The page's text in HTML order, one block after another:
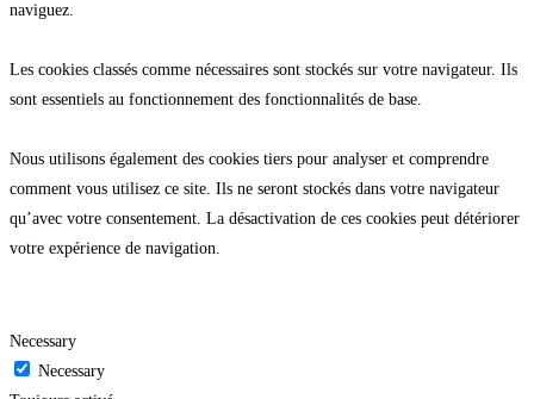
naviguez.
Les cookies classés comme nécessaires sont stockés sur votre navigateur. Ils
sont essentiels au fonctionnement des fonctionnalités de base.
Nous utilisons également des cookies tiers pour analyser et comprendre
comment vous utilisez ce site. Ils ne seront stockés dans votre navigateur
qu’avec votre consentement. La désactivation de ces cookies peut détériorer
votre expérience de navigation.
Necessary
Necessary